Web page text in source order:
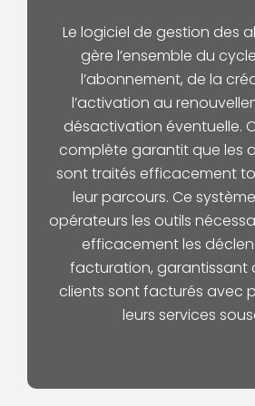
Le logiciel de gestion des
gère l’ensemble du
l’abonnement, de la
l’activation au
désactivation éventuelle.
complète garantit que les
sont traités efficacement
leur parcours. Ce
opérateurs les outils
efficacement les
facturation, garantissant
clients sont facturés avec
leurs services